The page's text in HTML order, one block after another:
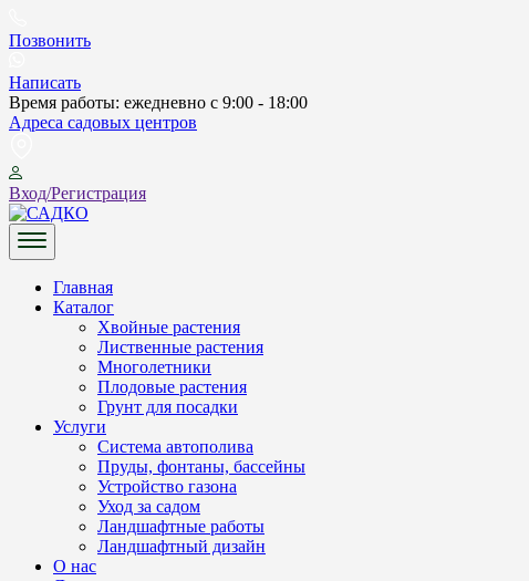
to
Позвонить
Написать
Время работы: ежедневно с 9:00 - 18:00
Адреса садовых центров
Вход/Регистрация
САДКО
Главная
Каталог
Хвойные растения
Лиственные растения
Многолетники
Плодовые растения
Грунт для посадки
Услуги
Система автополива
Пруды, фонтаны, бассейны
Устройство газона
Уход за садом
Ландшафтные работы
Ландшафтный дизайн
О нас